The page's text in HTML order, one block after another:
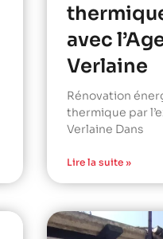
avec
Verlaine
Rénovation
thermique par
Verlaine Dans
Lire la suite »